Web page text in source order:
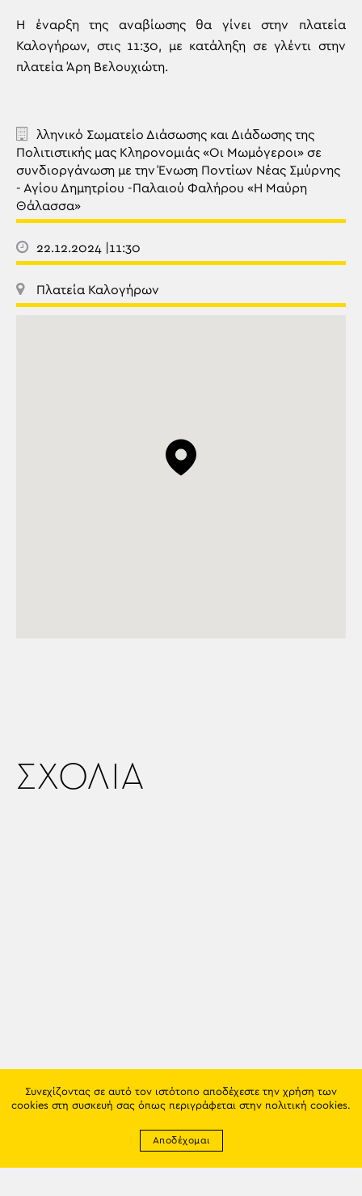
Η έναρξη της αναβίωσης θα γίνει στην πλατεία
Καλογήρων, στις 11:30, με κατάληξη σε γλέντι στην
πλατεία Άρη Βελουχιώτη.
λληνικό Σωματείο Διάσωσης και Διάδωσης της
Πολιτιστικής μας Κληρονομιάς «Οι Μωμόγεροι» σε
συνδιοργάνωση με την Ένωση Ποντίων Νέας Σμύρνης
- Αγίου Δημητρίου -Παλαιού Φαλήρου «Η Μαύρη
Θάλασσα»
22.12.2024 |11:30
Πλατεία Καλογήρων
ΣΧΟΛΙΑ
Συνεχίζοντας σε αυτό τον ιστότοπο αποδέχεστε την χρήση των
cookies στη συσκευή σας όπως περιγράφεται στην πολιτική cookies.
Αποδέχομαι